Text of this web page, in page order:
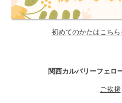
初めてのかたはこち
関西カルバリーフェロ
ご挨拶